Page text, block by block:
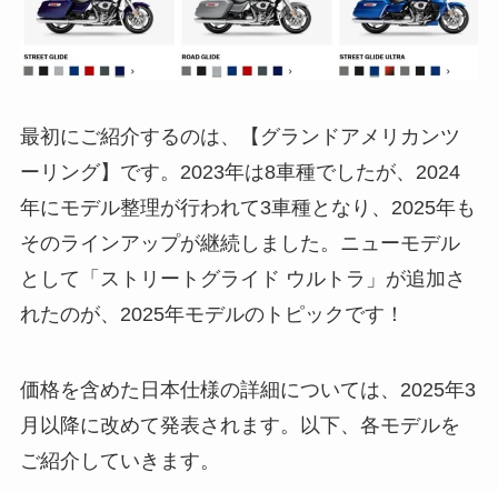
最初にご紹介するのは、【グランドアメリカンツ
ーリング】です。2023年は8車種でしたが、2024
年にモデル整理が行われて3車種となり、2025年も
そのラインアップが継続しました。ニューモデル
として「ストリートグライド ウルトラ」が追加さ
れたのが、2025年モデルのトピックです！
価格を含めた日本仕様の詳細については、2025年3
月以降に改めて発表されます。以下、各モデルを
ご紹介していきます。